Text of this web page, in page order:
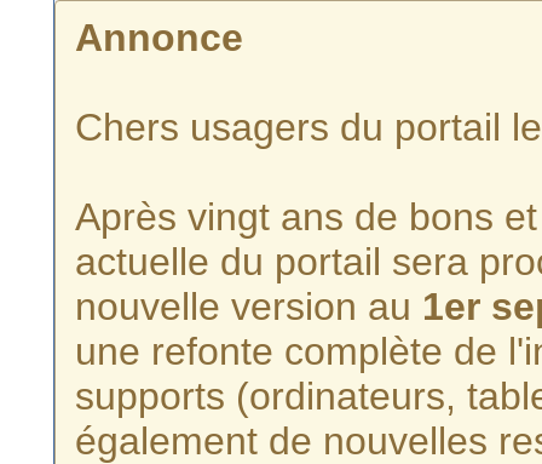
Annonce
Chers usagers du portail
Après vingt ans de bons
actuelle du portail sera
nouvelle version au 1er
une refonte complète de
supports (ordinateurs,
également de nouvelles